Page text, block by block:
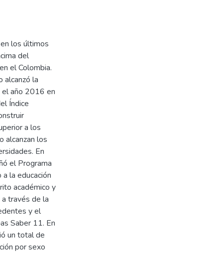
los últimos
del
el Colombia.
alcanzó la
el año 2016 en
Índice
a los
alcanzan los
En
el Programa
la educación
académico y
través de la
y el
Saber 11. En
un total de
por sexo